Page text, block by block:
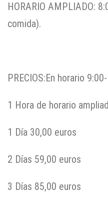
HORARIO AMPLIADO:
comida).
PRECIOS:En horario
1 Hora de horario
1 Día 30,00 euros
2 Días 59,00 euros
3 Días 85,00 euros